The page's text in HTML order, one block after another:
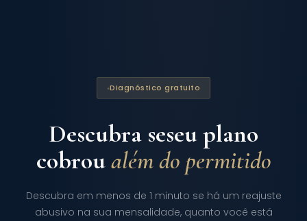
Diagnóstico gratuito
Descubra seseu plano
cobroualém do permitido
Descubra em menos de 1 minuto se há um reajuste
abusivo na sua mensalidade, quanto você está